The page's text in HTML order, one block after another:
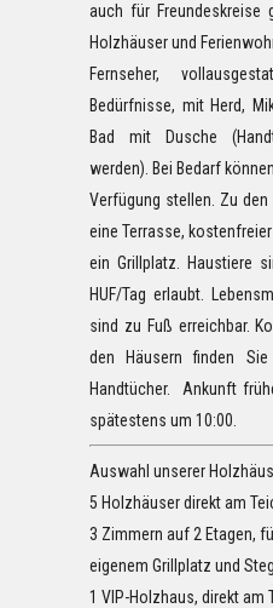
auch für Freundeskreise
Holzhäuser und
Fernseher,
Bedürfnisse, mit Herd,
Bad mit Dusche
werden). Bei Bedarf
Verfügung stellen. Zu
eine Terrasse,
ein Grillplatz. Haustiere
HUF/Tag erlaubt.
sind zu Fuß erreichbar.
den Häusern finden
Handtücher. Ankunft
spätestens um 10:00.
Auswahl unserer
5 Holzhäuser direkt am
3 Zimmern auf 2 Etagen,
eigenem Grillplatz und Steg.
1 VIP-Holzhaus, direkt am